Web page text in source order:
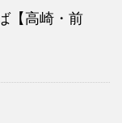
【高崎・前